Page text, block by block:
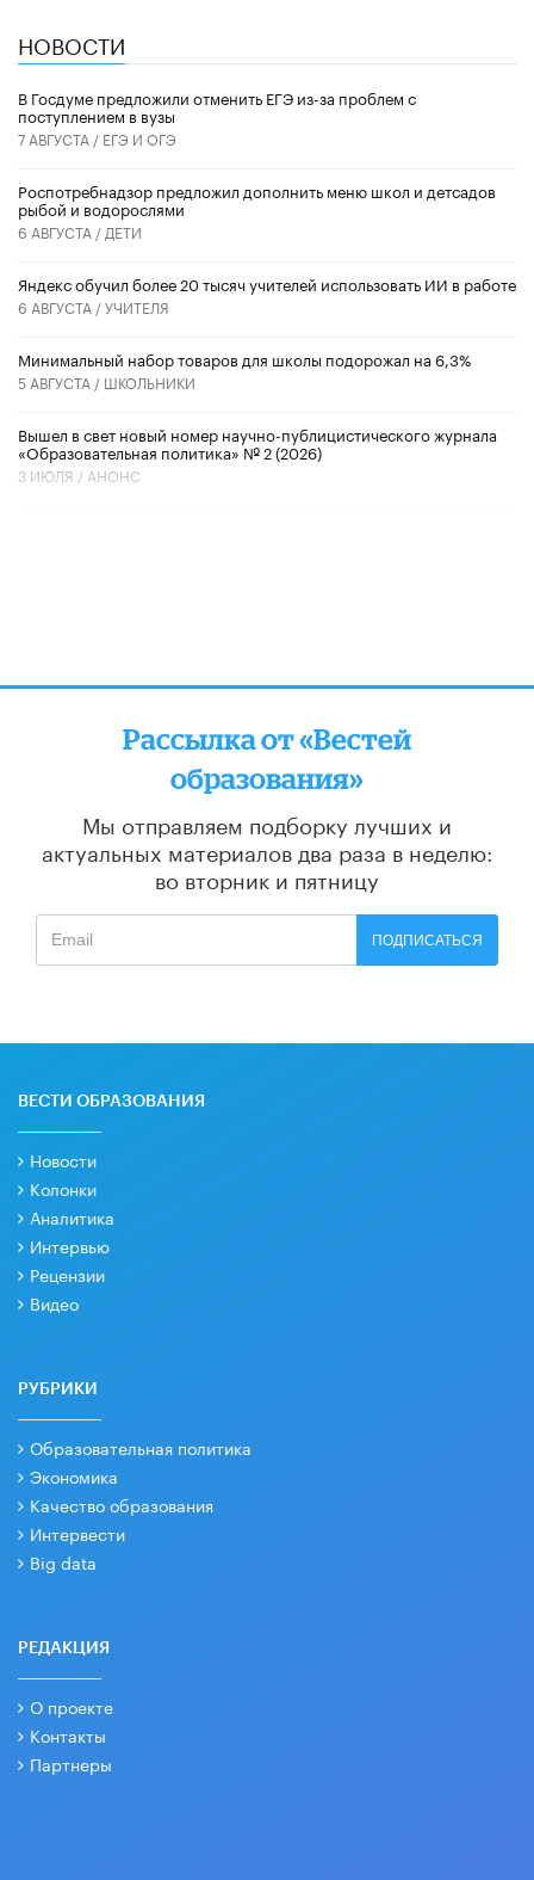
НОВОСТИ
В Госдуме предложили отменить ЕГЭ из-за проблем с
поступлением в вузы
7 АВГУСТА / ЕГЭ И ОГЭ
Роспотребнадзор предложил дополнить меню школ и детсадов
рыбой и водорослями
6 АВГУСТА / ДЕТИ
​Яндекс обучил более 20 тысяч учителей использовать ИИ в работе
6 АВГУСТА /УЧИТЕЛЯ
Минимальный набор товаров для школы подорожал на 6,3%
5 АВГУСТА / ШКОЛЬНИКИ
Вышел в свет новый номер научно-публицистического журнала
«Образовательная политика» № 2 (2026)
3 ИЮЛЯ / АНОНС
Рассылка от «Вестей
образования»
Мы отправляем подборку лучших и
актуальных материалов два раза в неделю:
во вторник и пятницу
ПОДПИСАТЬСЯ
ВЕСТИ ОБРАЗОВАНИЯ
Новости
Колонки
Аналитика
Интервью
Рецензии
Видео
РУБРИКИ
Образовательная политика
Экономика
Качество образования
Интервести
Big data
РЕДАКЦИЯ
О проекте
Контакты
Партнеры